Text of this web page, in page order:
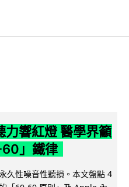
響紅燈 醫學界籲
」鐵律
久性噪音性聽損。本文盤點 4